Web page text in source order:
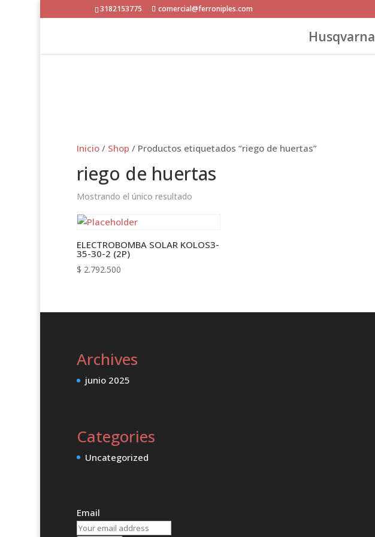
3182153775 comercial@ferroniples.com
Husqvarna
Inicio/ Shop / Productos etiquetados “riego de huertas”
riego de huertas
Mostrando el único resultado
ELECTROBOMBA SOLAR KOLOS3-
35-30-2 (2P)
$ 2.792.500
Archives
junio 2025
Categories
Uncategorized
Email